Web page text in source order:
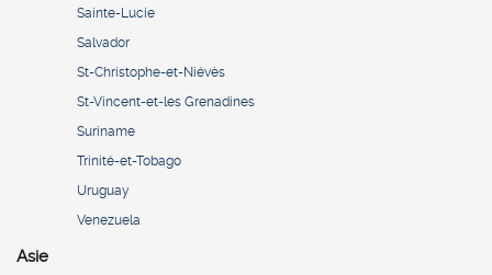
Sainte-Lucie
Salvador
St-Christophe-et-Niévès
St-Vincent-et-les Grenadines
Suriname
Trinité-et-Tobago
Uruguay
Venezuela
Asie